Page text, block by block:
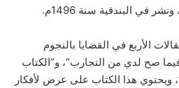
في البندقية سنة 1496م.
الأربع في القضايا بالنجوم
صح لدي من التجارب”، و”الكتاب
ويحتوي هذا الكتاب على عرض لأفكار